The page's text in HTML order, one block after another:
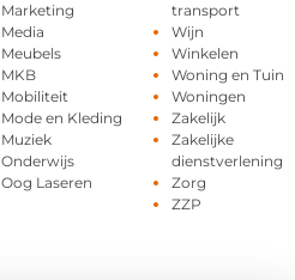
Marketing
Media
Meubels
MKB
Mobiliteit
Mode en Kleding
Muziek
Onderwijs
Oog Laseren
transport
Wijn
Winkelen
Woning en Tuin
Woningen
Zakelijk
Zakelijke
dienstverlening
Zorg
ZZP